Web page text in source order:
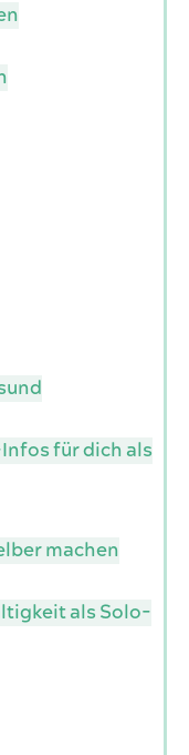
für dich als
machen
als Solo-